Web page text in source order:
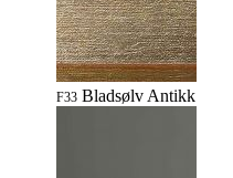
F33 Bladsølv Antikk